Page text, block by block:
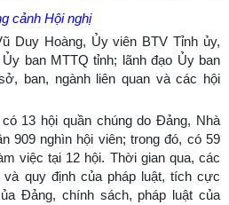
cảnh Hội nghị
Duy Hoàng, Ủy viên BTV Tỉnh ủy,
ban MTTQ tỉnh; lãnh đạo Ủy ban
ban, ngành liên quan và các hội
13 hội quần chúng do Đảng, Nhà
909 nghìn hội viên; trong đó, có 59
việc tại 12 hội. Thời gian qua, các
và quy định của pháp luật, tích cực
Đảng, chính sách, pháp luật của